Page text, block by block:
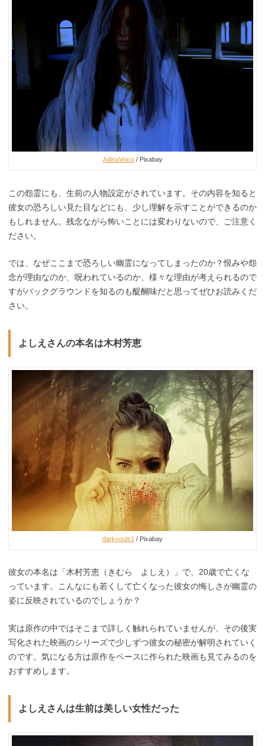
AdinaVoicu/ Pixabay
この怨霊にも、生前の人物設定がされています。その内容を知ると
彼女の恐ろしい見た目などにも、少し理解を示すことができるのか
もしれません。残念ながら怖いことには変わりないので、ご注意く
ださい。
では、なぜここまで恐ろしい幽霊になってしまったのか？恨みや怨
念が理由なのか、呪われているのか、様々な理由が考えられるので
すがバックグラウンドを知るのも醍醐味だと思ってぜひお読みくだ
さい。
よしえさんの本名は木村芳恵
darksouls1 / Pixabay
彼女の本名は「木村芳恵（きむら よしえ）」で、20歳で亡くな
っています。こんなにも若くして亡くなった彼女の悔しさが幽霊の
姿に反映されているのでしょうか？
実は原作の中ではそこまで詳しく触れられていませんが、その後実
写化された映画のシリーズで少しずつ彼女の秘密が解明されていく
のです。気になる方は原作をベースに作られた映画も見てみるのを
おすすめします。
よしえさんは生前は美しい女性だった